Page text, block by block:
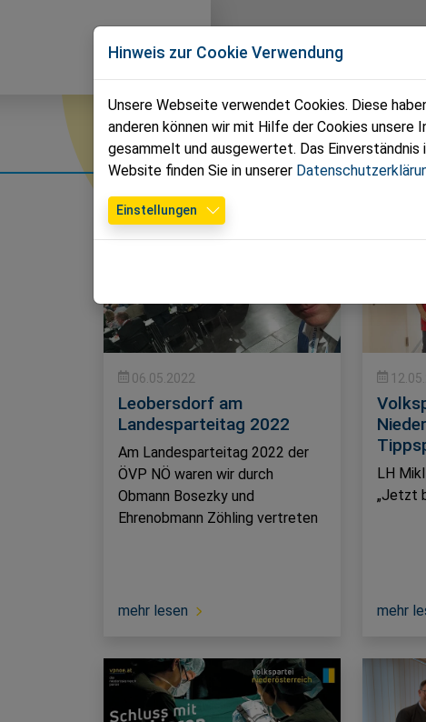
Leobersdorf
News
News
06.05.2022
Leobersdorf am
Landesparteitag 2022
Am Landesparteitag 2022 der
ÖVP NÖ waren wir durch
Obmann Bosezky und
Ehrenobmann Zöhling vertreten
mehr lesen
LH
„Jetzt
mehr
Hinweis zur Cookie Verwendung
Unsere Webseite verwendet Cookies. Diese
anderen können wir mit Hilfe der Cookies
gesammelt und ausgewertet. Das
Website finden Sie in unserer
Einstellungen